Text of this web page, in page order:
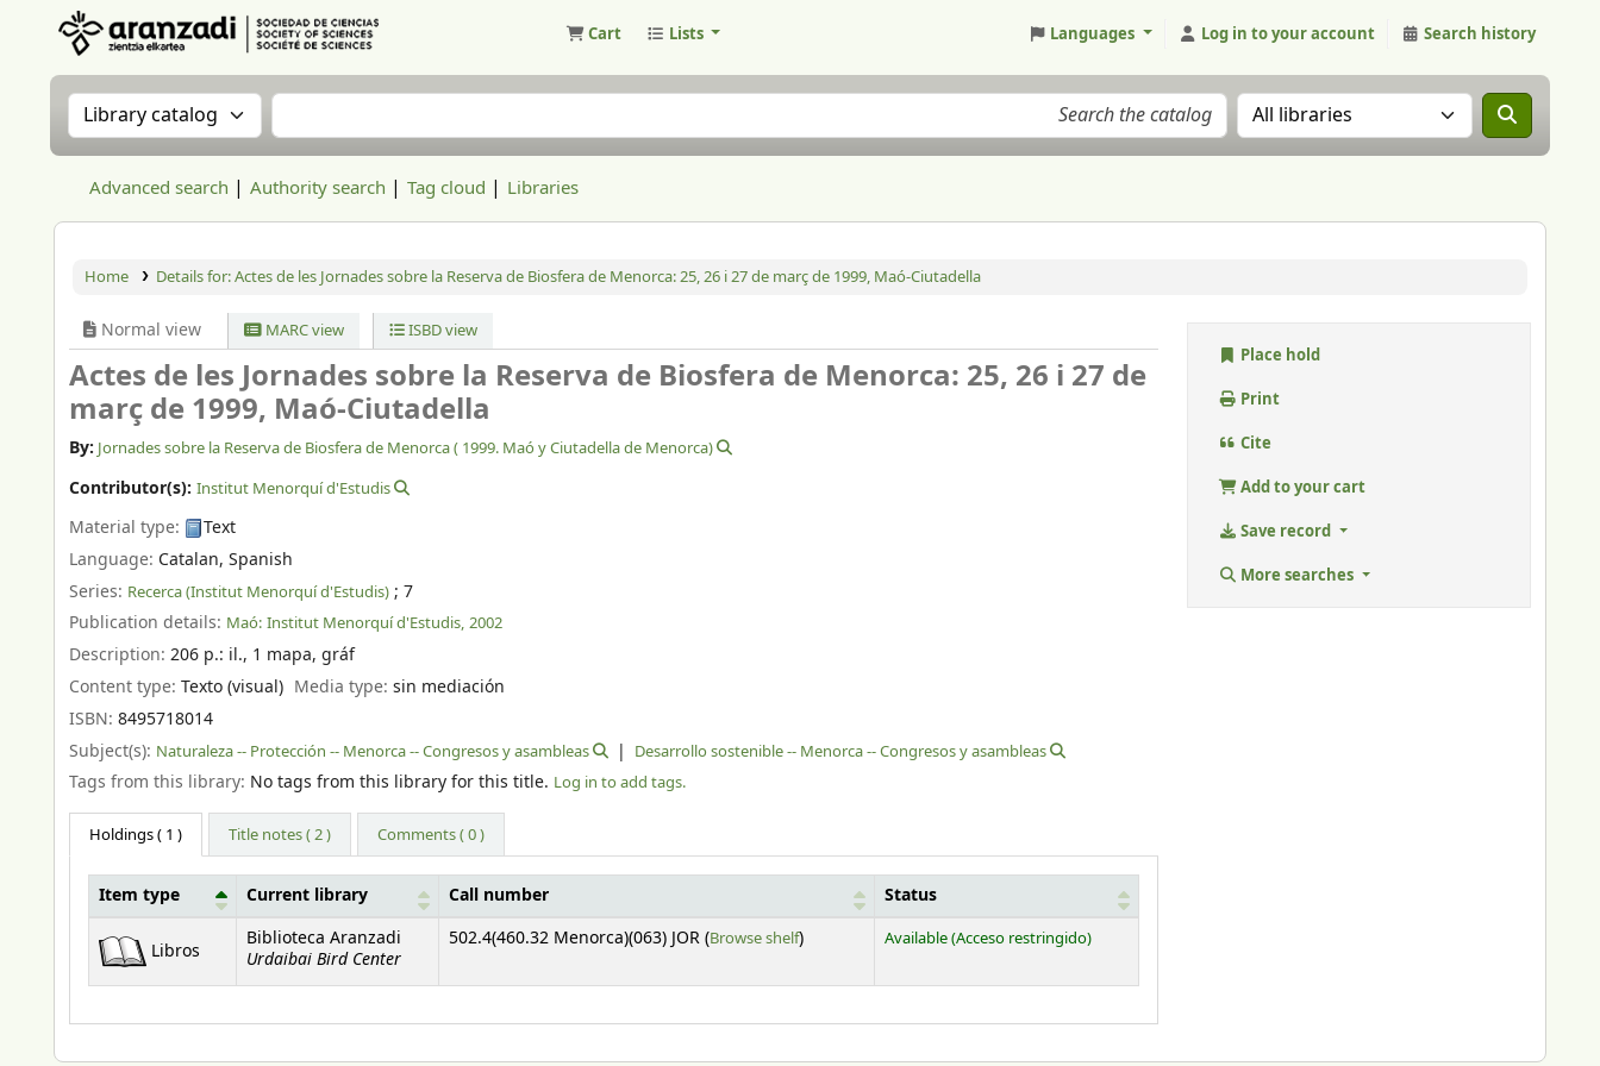
Cart Lists Languages Log in to your account Search history
Search the catalog by:Search the catalog Search the catalog in:
Advanced search Authority search Tag cloud Libraries
Home Details for:Actes de les Jornades sobre la Reserva de Biosfera de Menorca:25, 26 i 27 de març de 1999, Maó-Ciutadella
Normal view MARC view ISBD view
Actes de les Jornades sobre la Reserva de Biosfera de Menorca: 25, 26 i 27 de
març de 1999, Maó-Ciutadella
By: Jornades sobre la Reserva de Biosfera de Menorca ( 1999. Maó y Ciutadella de Menorca)
Contributor(s): Institut Menorquí d'Estudis
Material type:
Text
Language: Catalan, Spanish
Series: Recerca (Institut Menorquí d'Estudis) ; 7
Publication details: Maó: Institut Menorquí d'Estudis, 2002
Description: 206 p.: il., 1 mapa, gráf
Content type: Texto (visual) Media type:sin mediación
ISBN: 8495718014
Subject(s): Naturaleza -- Protección -- Menorca -- Congresos y asambleas Desarrollo sostenible -- Menorca -- Congresos y asambleas
Tags from this library: No tags from this library for this title. Log in to add tags.
Holdings( 1 ) Title notes ( 2 ) Comments ( 0 )
Item type Current library Call number Status
Libros
Biblioteca Aranzadi
Urdaibai Bird Center
502.4(460.32 Menorca)(063) JOR (Browse shelf(Opens below)
) Available(Acceso restringido)
Place hold
Print
Cite
Add to your cart
Save record
More searches